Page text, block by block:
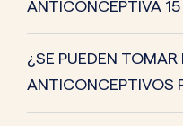
ANTICONCEPTIVA
¿SE PUEDEN TOMAR
ANTICONCEPTIVOS